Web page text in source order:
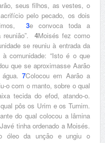
seus filhos, as vestes, o
pelo pecado, os dois
3e convoca toda a
reunião”.4Moisés fez como
se reuniu à entrada da
comunidade: “Isto é o que
que se aproximasse Aarão
7Colocou em Aarão a
o com o manto, sobre o qual
tecida do efod, atando-o.
pôs os Urim e os Tumim.
do qual colocou a lâmina
tinha ordenado a Moisés.
óleo da unção e ungiu o